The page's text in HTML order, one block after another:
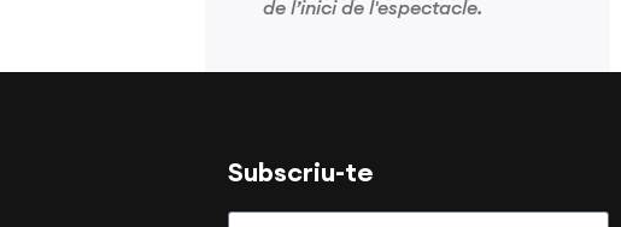
de l’inici de l'espectacle.
Subscriu-te